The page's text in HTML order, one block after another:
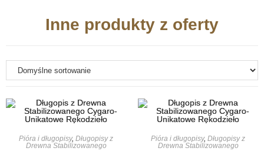
Inne produkty z oferty
Pióra i długopisy, Długopisy z
Drewna Stabilizowanego
Pióra i długopisy, Długopisy z
Drewna Stabilizowanego